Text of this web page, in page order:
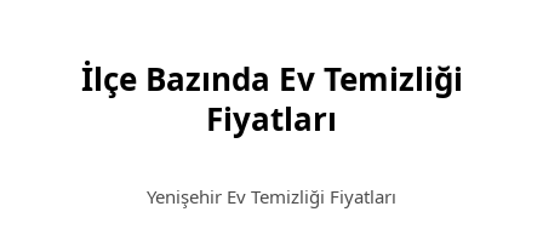
İlçe Bazında Ev Temizliği
Fiyatları
Yenişehir Ev Temizliği Fiyatları